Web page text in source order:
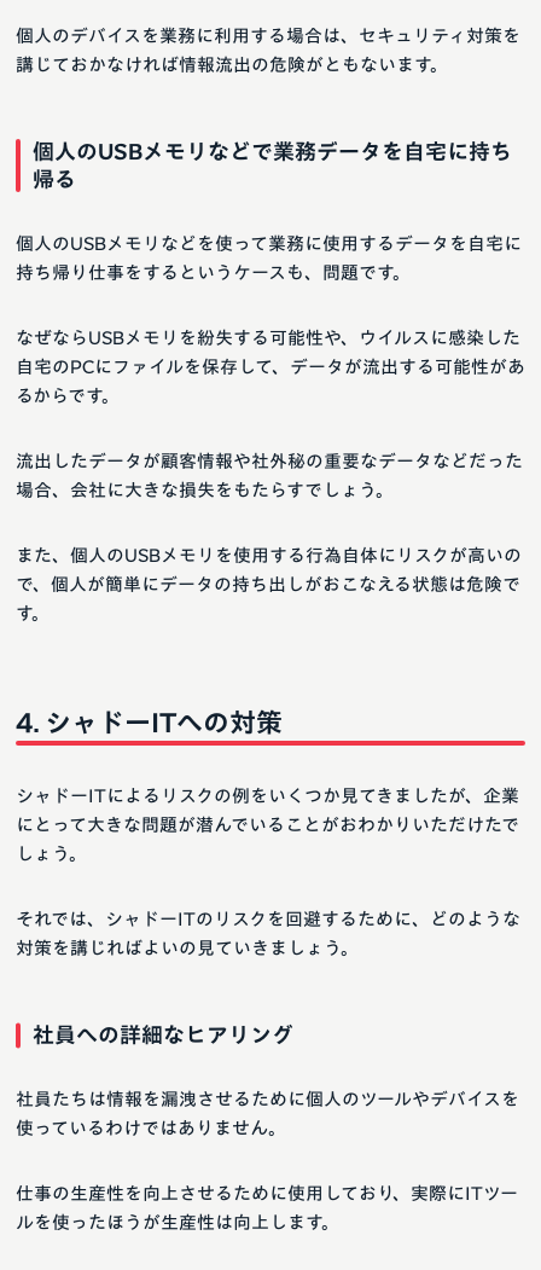
個人のデバイスを業務に利用する場合は、セキュリティ対策を
講じておかなければ情報流出の危険がともないます。
個人のUSBメモリなどで業務データを自宅に持ち
帰る
個人のUSBメモリなどを使って業務に使用するデータを自宅に
持ち帰り仕事をするというケースも、問題です。
なぜならUSBメモリを紛失する可能性や、ウイルスに感染した
自宅のPCにファイルを保存して、データが流出する可能性があ
るからです。
流出したデータが顧客情報や社外秘の重要なデータなどだった
場合、会社に大きな損失をもたらすでしょう。
また、個人のUSBメモリを使用する行為自体にリスクが高いの
で、個人が簡単にデータの持ち出しがおこなえる状態は危険で
す。
シャドーITへの対策
シャドーITによるリスクの例をいくつか見てきましたが、企業
にとって大きな問題が潜んでいることがおわかりいただけたで
しょう。
それでは、シャドーITのリスクを回避するために、どのような
対策を講じればよいの見ていきましょう。
社員への詳細なヒアリング
社員たちは情報を漏洩させるために個人のツールやデバイスを
使っているわけではありません。
仕事の生産性を向上させるために使用しており、実際にITツー
ルを使ったほうが生産性は向上します。